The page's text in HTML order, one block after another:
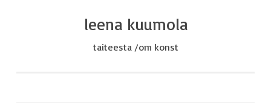
leena kuumola
taiteesta /om konst